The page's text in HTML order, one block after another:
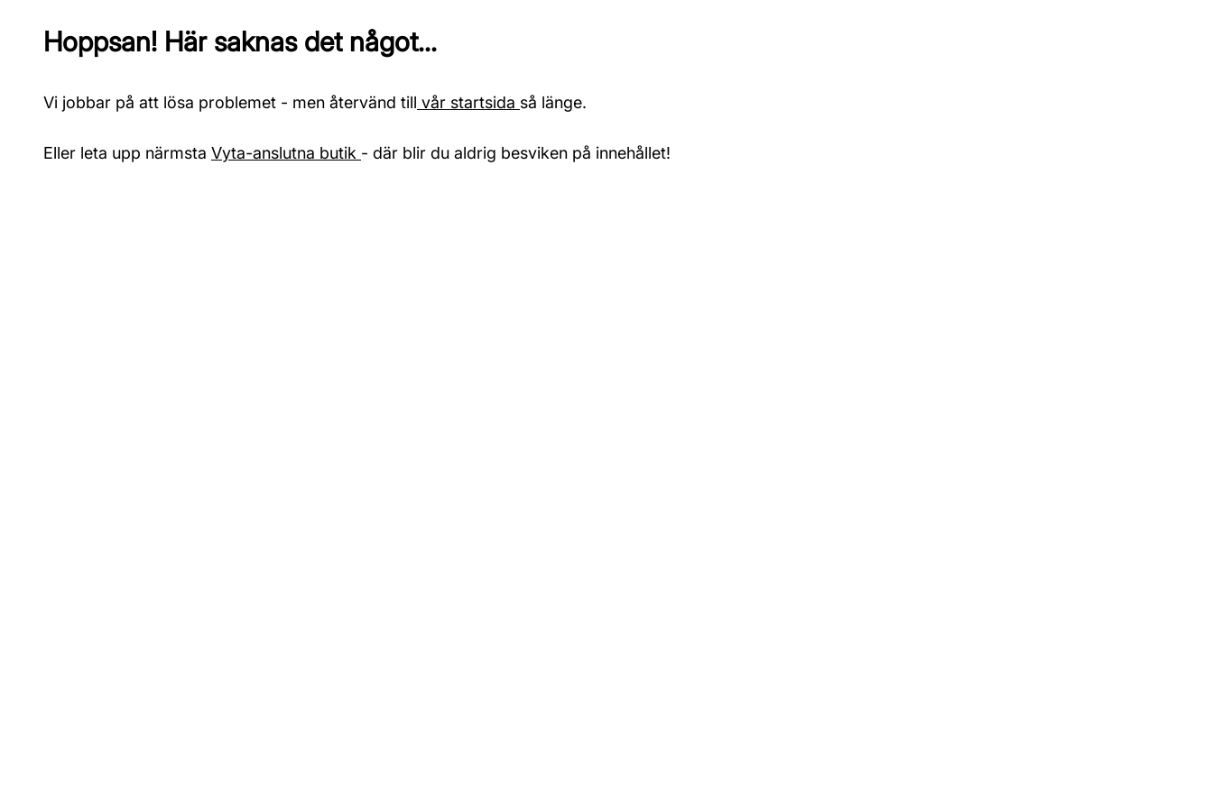
Hoppsan! Här saknas det något...
Vi jobbar på att lösa problemet - men återvänd till vår startsida så länge.
Eller leta upp närmsta Vyta-anslutna butik - där blir du aldrig besviken på innehållet!